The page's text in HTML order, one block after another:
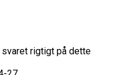
rigtigt på dette